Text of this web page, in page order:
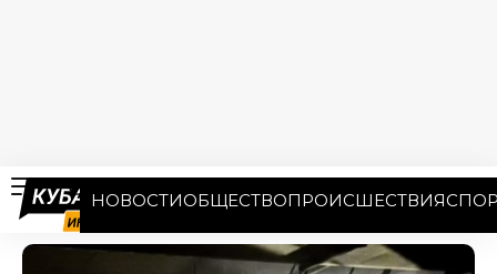
НОВОСТИОБЩЕСТВОПРОИСШЕСТВИЯ